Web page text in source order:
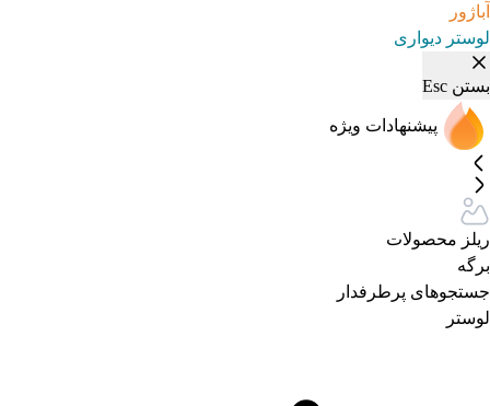
آباژور
لوستر دیواری
بستن Esc
پیشنهادات ویژه
ریلز محصولات
برگه
جستجوهای پرطرفدار
لوستر